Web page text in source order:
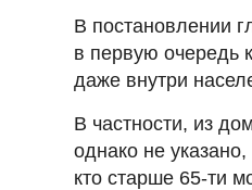
В постановлении
в первую очередь
даже внутри
В частности, из
однако не
кто старше 65-ти